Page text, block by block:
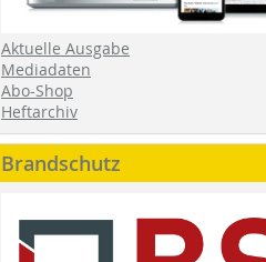
Aktuelle Ausgabe
Mediadaten
Abo-Shop
Heftarchiv
Brandschutz